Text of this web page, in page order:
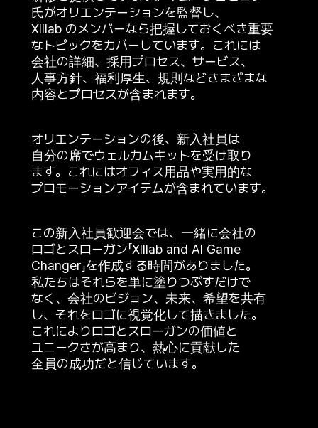
氏がオリエンテーションを監督し、
XIIlab のメンバーなら把握しておくべき重要
なトピックをカバーしています。これには
会社の詳細、採用プロセス、サービス、
人事方針、福利厚生、規則などさまざまな
内容とプロセスが含まれます。
オリエンテーションの後、新入社員は
自分の席でウェルカムキットを受け取り
ます。これにはオフィス用品や実用的な
プロモーションアイテムが含まれています。
この新入社員歓迎会では、一緒に会社の
ロゴとスローガン「XIIlab and AI Game
Changer」を作成する時間がありました。
私たちはそれらを単に塗りつぶすだけで
なく、会社のビジョン、未来、希望を共有
し、それをロゴに視覚化して描きました。
これによりロゴとスローガンの価値と
ユニークさが高まり、熱心に貢献した
全員の成功だと信じています。